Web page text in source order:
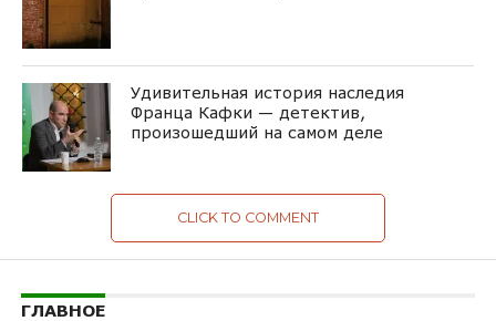
Удивительная история наследия
Франца Кафки — детектив,
произошедший на самом деле
CLICK TO COMMENT
ГЛАВНОЕ